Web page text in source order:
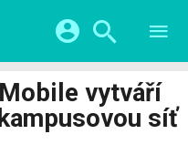
vytváří
síť